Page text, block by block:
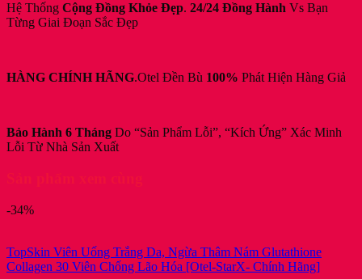
Hệ Thống Cộng Đồng Khỏe Đẹp. 24/24 Đồng Hành Vs Bạn
Từng Giai Đoạn Sắc Đẹp
HÀNG CHÍNH HÃNG.Otel Đền Bù 100% Phát Hiện Hàng Giả
Bảo Hành 6 Tháng Do “Sản Phẩm Lỗi”, “Kích Ứng” Xác Minh
Lỗi Từ Nhà Sản Xuất
-34%
TopSkin Viên Uống Trắng Da, Ngừa Thâm Nám Glutathione
Collagen 30 Viên Chống Lão Hóa [Otel-StarX- Chính Hãng]